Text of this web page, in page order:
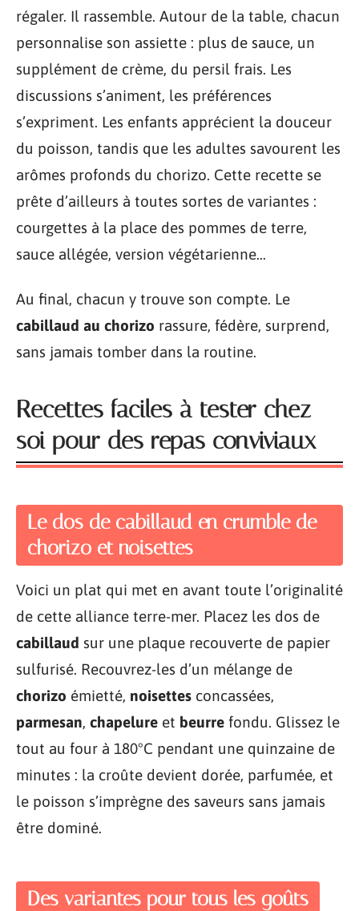
régaler. Il rassemble. Autour de la table, chacun
personnalise son assiette : plus de sauce, un
supplément de crème, du persil frais. Les
discussions s’animent, les préférences
s’expriment. Les enfants apprécient la douceur
du poisson, tandis que les adultes savourent les
arômes profonds du chorizo. Cette recette se
prête d’ailleurs à toutes sortes de variantes :
courgettes à la place des pommes de terre,
sauce allégée, version végétarienne…
Au final, chacun y trouve son compte. Le
cabillaud au chorizo rassure, fédère, surprend,
sans jamais tomber dans la routine.
Recettes faciles à tester chez
soi pour des repas conviviaux
Le dos de cabillaud en crumble de
chorizo et noisettes
Voici un plat qui met en avant toute l’originalité
de cette alliance terre-mer. Placez les dos de
cabillaud sur une plaque recouverte de papier
sulfurisé. Recouvrez-les d’un mélange de
chorizo émietté, noisettes concassées,
parmesan, chapelure et beurre fondu. Glissez le
tout au four à 180°C pendant une quinzaine de
minutes : la croûte devient dorée, parfumée, et
le poisson s’imprègne des saveurs sans jamais
être dominé.
Des variantes pour tous les goûts